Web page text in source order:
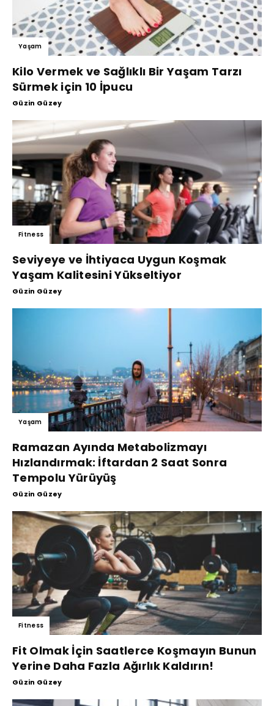
Yaşam
Kilo Vermek ve Sağlıklı Bir Yaşam Tarzı
Sürmek için 10 İpucu
Güzin Güzey
Fitness
Seviyeye ve İhtiyaca Uygun Koşmak
Yaşam Kalitesini Yükseltiyor
Güzin Güzey
Yaşam
Ramazan Ayında Metabolizmayı
Hızlandırmak: İftardan 2 Saat Sonra
Tempolu Yürüyüş
Güzin Güzey
Fitness
Fit Olmak İçin Saatlerce Koşmayın Bunun
Yerine Daha Fazla Ağırlık Kaldırın!
Güzin Güzey